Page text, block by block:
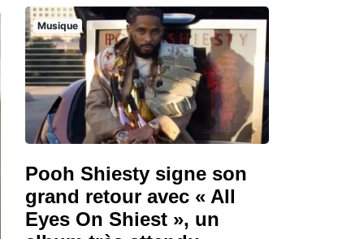
Musique
Pooh Shiesty signe son
grand retour avec « All
Eyes On Shiest », un